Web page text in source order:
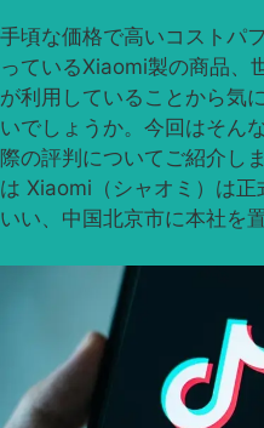
手頃な価格で高いコストパ
っているXiaomi製の商品、
が利用していることから気
いでしょうか。今回はそん
際の評判についてご紹介し
は Xiaomi（シャオミ）は
いい、中国北京市に本社を